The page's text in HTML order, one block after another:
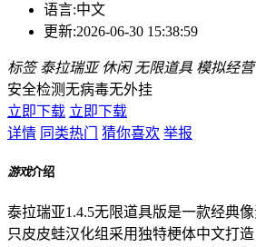
语言:中文
更新:2026-06-30 15:38:59
标签 泰拉瑞亚 休闲 无限道具 模拟经营
安全检测无病毒无外挂
立即下载 立即下载
详情 同类热门 猜你喜欢 举报
游戏介绍
泰拉瑞亚1.4.5无限道具版是一款经典
只皮皮蛙汉化组采用独特梗体中文打造